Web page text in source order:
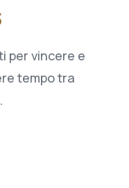
per vincere e
tempo tra